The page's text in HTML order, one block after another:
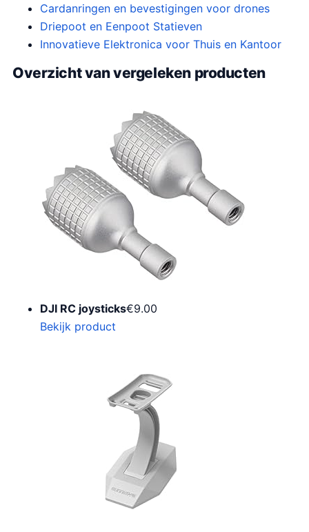
Cardanringen en bevestigingen voor drones
Driepoot en Eenpoot Statieven
Innovatieve Elektronica voor Thuis en Kantoor
Overzicht van vergeleken producten
DJI RC joysticks€9.00
Bekijk product